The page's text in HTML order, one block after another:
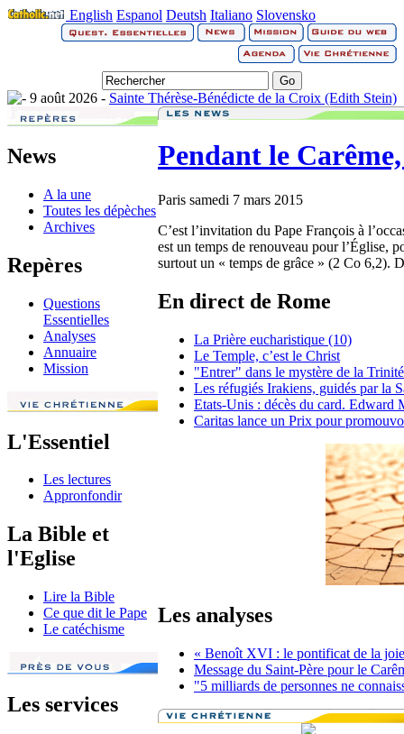
English Espanol Deutsh Italiano Slovensko
9 août 2026 - Sainte Thérèse-Bénédicte de la Croix (Edith Stein)
News
A la une
Toutes les dépèches
Archives
Repères
Questions
Essentielles
Analyses
Annuaire
Mission
L'Essentiel
Les lectures
Appronfondir
La Bible et
l'Eglise
Lire la Bible
Ce que dit le Pape
Le catéchisme
Les services
Pendant le
Paris samedi 7 mars 2015
C’est l’invitation du Pape François à
est un temps de renouveau pour l’Église,
surtout un « temps de grâce » (2 Co 6,2).
En direct de Rome
La Prière eucharistique (10)
Le Temple, c’est le Christ
"Entrer" dans le mystère de la
Les réfugiés Irakiens, guidés par la
Etats-Unis : décès du card. Edward
Caritas lance un Prix pour
Les analyses
« Benoît XVI : le pontificat de la
Message du Saint-Père pour le
"5 milliards de personnes ne